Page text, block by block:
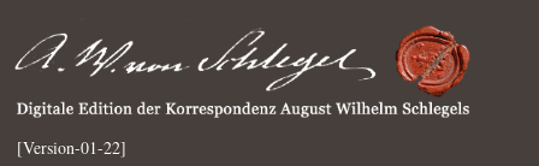
[Version-01-22]